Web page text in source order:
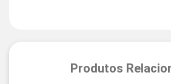
Produtos